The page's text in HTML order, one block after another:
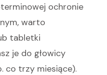
ochronie
warto
tabletki
je do głowicy
co trzy miesiące).